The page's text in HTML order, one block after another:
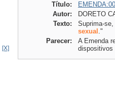
[X]
Título:
Autor:
DORETO
Texto:
Suprima-
sexual ."
Parecer:
A Emenda
dispositivos